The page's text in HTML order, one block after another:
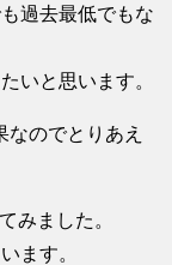
過去最低でもな
いと思います。
のでとりあえ
みました。
ます。